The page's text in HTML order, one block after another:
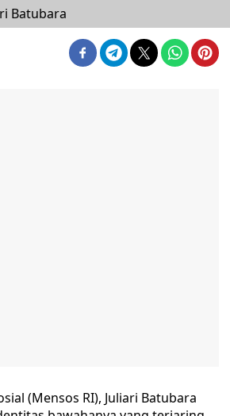
Batubara
(Mensos RI), Juliari Batubara